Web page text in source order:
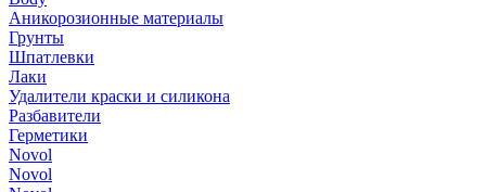
Аникорозионные материалы
Грунты
Шпатлевки
Лаки
Удалители краски и силикона
Разбавители
Герметики
Novol
Novol